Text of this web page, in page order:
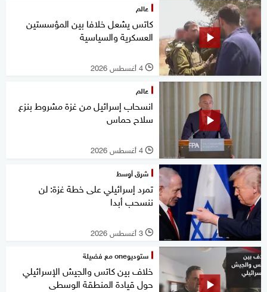
عالم
كاتس يشعل خلافا بين المؤسستين
العسكرية والسياسية
l 4 أغسطس 2026
عالم
انسحاب إسرائيل من غزة مشروط بنزع
سلاح حماس
l 4 أغسطس 2026
شرق أوسط
تمرد إسرائيلي على خطة غزة: لن
ننسحب أبدا
l 3 أغسطس 2026
ستوديوone مع فضيلة
خلاف بين كاتس والجيش الإسرائيلي
حول قيادة المنطقة الوسطى